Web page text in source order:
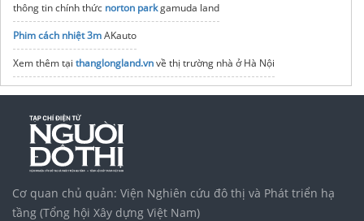
thông tin chính thức norton parkgamuda land
Phim cách nhiệt 3mAKauto
Xem thêm tại thanglongland.vnvề thị trường nhà ở Hà Nội
An Bình Motor Chuyêncứu hộ xe máy tphcmUy Tín Chuyên Nghiệp
Vinhomes Vũ Yên Hải Phòng
Tập đoàn Bcons Group
Vinhomes Saigon Park
Cơ quan chủ quản: Viện Nghiên cứu đô thị và Phát triển hạ
tầng (Tổng hội Xây dựng Việt Nam)